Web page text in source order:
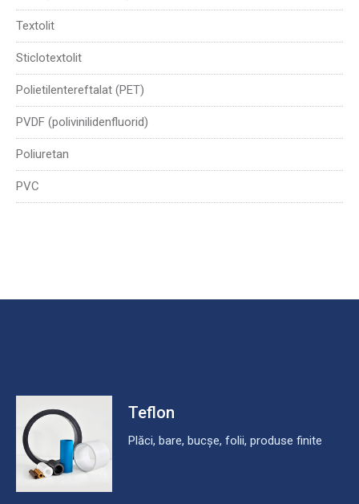
Textolit
Sticlotextolit
Polietilentereftalat (PET)
PVDF (polivinilidenfluorid)
Poliuretan
PVC
Teflon
Plăci, bare, bucșe, folii, produse finite